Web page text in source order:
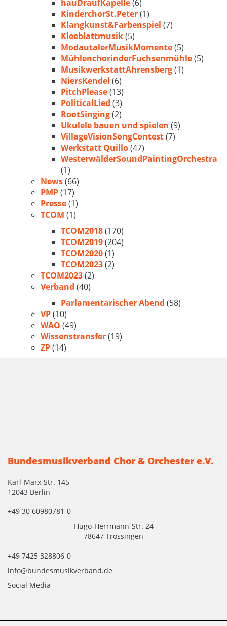
hauDraufKapelle(6)
KinderchorSt.Peter(1)
Klangkunst&Farbenspiel (7)
Kleeblattmusik(5)
ModautalerMusikMomente(5)
MühlenchorinderFuchsenmühle(5)
MusikwerkstattAhrensberg(1)
NiersKendel (6)
PitchPlease(13)
PoliticalLied (3)
RootSinging(2)
Ukulele bauen und spielen (9)
VillageVisionSongContest(7)
Werkstatt Quillo(47)
WesterwälderSoundPaintingOrchestra
(1)
News(66)
PMP(17)
Presse(1)
TCOM (1)
TCOM2018(170)
TCOM2019(204)
TCOM2020(1)
TCOM2023(2)
TCOM2023(2)
Verband (40)
Parlamentarischer Abend (58)
VP(10)
WAO (49)
Wissenstransfer(19)
ZP(14)
Bundesmusikverband Chor & Orchester e.V.
Karl-Marx-Str. 145
12043 Berlin
+49 30 60980781-0
Hugo-Herrmann-Str. 24
78647 Trossingen
+49 7425 328806-0
info@bundesmusikverband.de
Social Media